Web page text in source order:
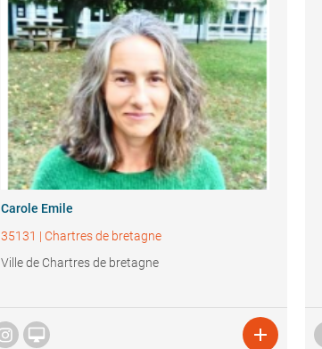
Carole Emile
35131 | Chartres de bretagne
Ville de Chartres de bretagne
 